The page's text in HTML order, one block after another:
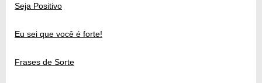
Seja Positivo
Eu sei que você é forte!
Frases de Sorte